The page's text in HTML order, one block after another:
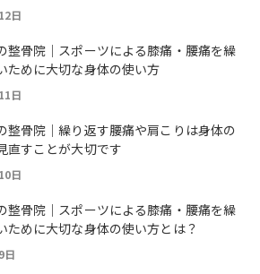
日
整骨院｜スポーツによる膝痛・腰痛を繰
ために大切な身体の使い方
日
整骨院｜繰り返す腰痛や肩こりは身体の
直すことが大切です
日
整骨院｜スポーツによる膝痛・腰痛を繰
ために大切な身体の使い方とは？
日